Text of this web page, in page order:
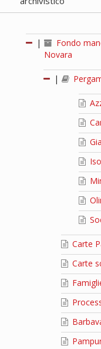
|
Fondo
Novara
|
Carte
Carte